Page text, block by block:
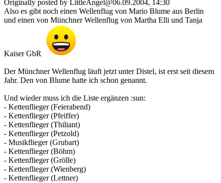
Originally posted by LittleAngel@06.09.2004, 14:30
Also es gibt noch einen Wellenflug von Mario Blume aus Berlin
und einen von Münchner Wellenflug von Martha Elli und Tanja
Kaiser GbR
Der Münchner Wellenflug läuft jetzt unter Distel, ist erst seit diesem
Jahr. Den von Blume hatte ich schon genannt.
Und wieder muss ich die Liste ergänzen :sun:
- Kettenflieger (Feierabend)
- Kettenflieger (Pfeiffer)
- Kettenflieger (Thiliant)
- Kettenflieger (Petzold)
- Musikflieger (Grubart)
- Kettenflieger (Böhm)
- Kettenflieger (Grölle)
- Kettenflieger (Wienberg)
- Kettenflieger (Lettner)